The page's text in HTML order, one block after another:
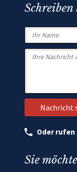
Schreiben
Oder rufen
Sie